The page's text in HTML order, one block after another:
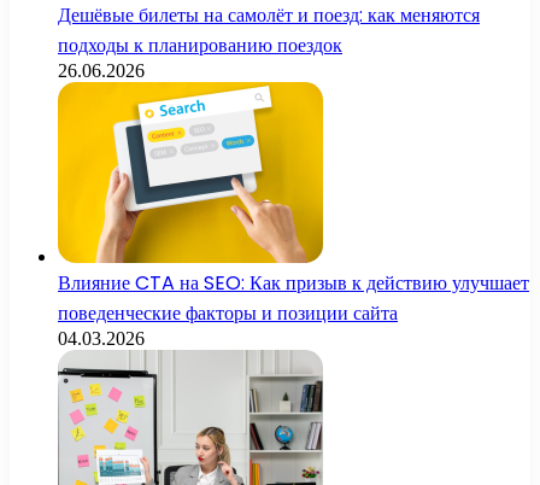
Дешёвые билеты на самолёт и поезд: как меняются
подходы к планированию поездок
26.06.2026
Влияние CTA на SEO: Как призыв к действию улучшает
поведенческие факторы и позиции сайта
04.03.2026